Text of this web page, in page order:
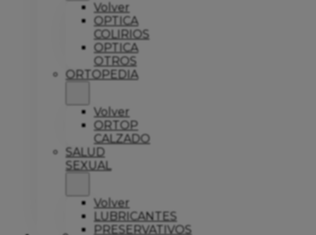
Volver
OPTICA
COLIRIOS
OPTICA
OTROS
ORTOPEDIA
Volver
ORTOP
CALZADO
SALUD
SEXUAL
Volver
LUBRICANTES
PRESERVATIVOS